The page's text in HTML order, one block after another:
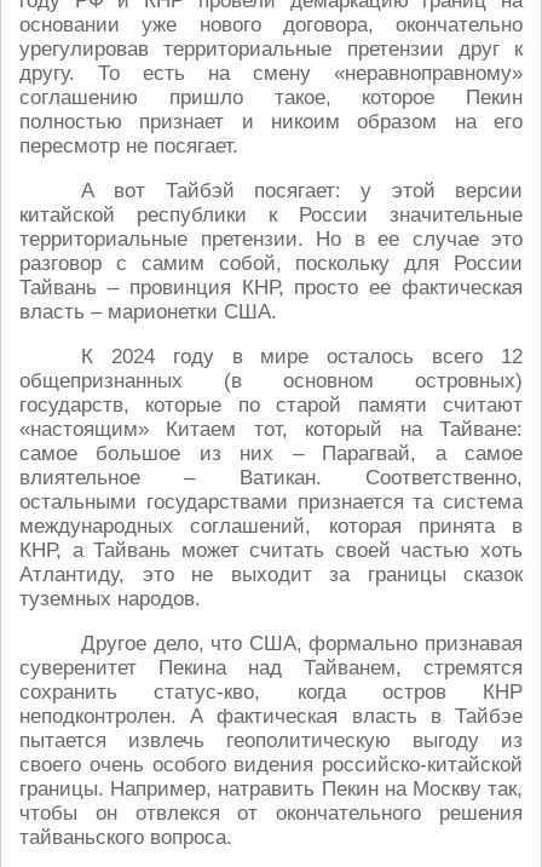
основании уже нового договора, окончательно
урегулировав территориальные претензии друг к
другу. То есть на смену «неравноправному»
соглашению пришло такое, которое Пекин
полностью признает и никоим образом на его
пересмотр не посягает.
А вот Тайбэй посягает: у этой версии
китайской республики к России значительные
территориальные претензии. Но в ее случае это
разговор с самим собой, поскольку для России
Тайвань – провинция КНР, просто ее фактическая
власть – марионетки США.
К 2024 году в мире осталось всего 12
общепризнанных (в основном островных)
государств, которые по старой памяти считают
«настоящим» Китаем тот, который на Тайване:
самое большое из них – Парагвай, а самое
влиятельное – Ватикан. Соответственно,
остальными государствами признается та система
международных соглашений, которая принята в
КНР, а Тайвань может считать своей частью хоть
Атлантиду, это не выходит за границы сказок
туземных народов.
Другое дело, что США, формально признавая
суверенитет Пекина над Тайванем, стремятся
сохранить статус-кво, когда остров КНР
неподконтролен. А фактическая власть в Тайбэе
пытается извлечь геополитическую выгоду из
своего очень особого видения российско-китайской
границы. Например, натравить Пекин на Москву так,
чтобы он отвлекся от окончательного решения
тайваньского вопроса.